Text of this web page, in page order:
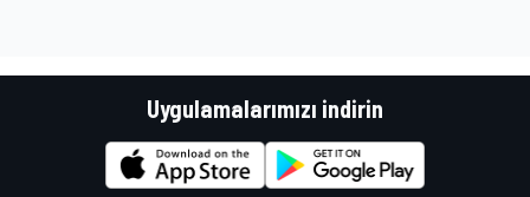
Uygulamalarımızı indirin